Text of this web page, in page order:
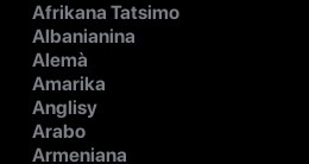
Afrikana Tatsimo
Albanianina
Alemà
Amarika
Anglisy
Arabo
Armeniana